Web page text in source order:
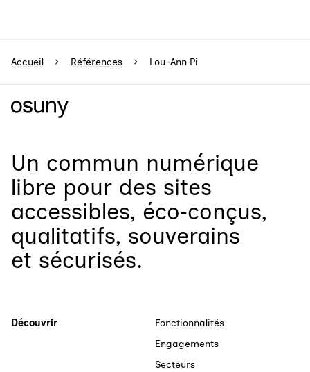
Accueil Références Lou-Ann Pi
Un commun numérique
libre pour des sites
accessibles, éco‑conçus,
qualitatifs, souverains
et sécurisés.
Découvrir
Fonctionnalités
Engagements
Secteurs